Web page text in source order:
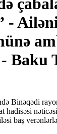
-
- Baku
Binəqədi
hadisəsi
baş verənlərlə